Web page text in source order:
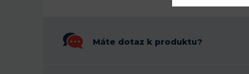
Máte dotaz k produktu?